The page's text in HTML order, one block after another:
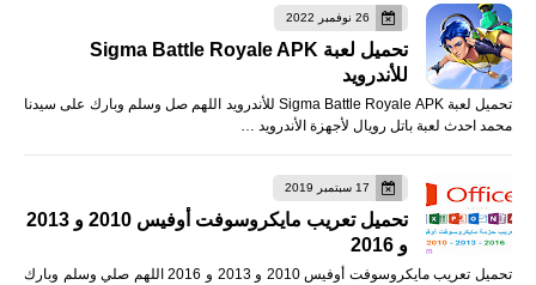
26 نوفمبر 2022
تحميل لعبة Sigma Battle Royale APK
للأندرويد
تحميل لعبة Sigma Battle Royale APK للأندرويد اللهم صل وسلم وبارك على سيدنا
محمد احدث لعبة باتل رويال لأجهزة الأندرويد …
17 سبتمبر 2019
تحميل تعريب مايكروسوفت أوفيس 2010 و 2013
و 2016
تحميل تعريب مايكروسوفت أوفيس 2010 و 2013 و 2016 اللهم صلي وسلم وبارك